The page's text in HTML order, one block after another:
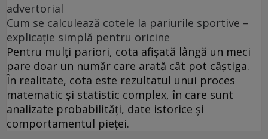
advertorial
Cum se calculează cotele la pariurile sportive –
explicație simplă pentru oricine
Pentru mulți pariori, cota afișată lângă un meci
pare doar un număr care arată cât pot câștiga.
În realitate, cota este rezultatul unui proces
matematic și statistic complex, în care sunt
analizate probabilități, date istorice și
comportamentul pieței.